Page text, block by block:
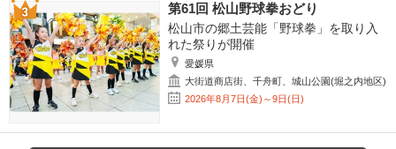
第61回 松山野球拳おどり
松山市の郷土芸能「野球拳」を取り入
れた祭りが開催
愛媛県
大街道商店街、千舟町、城山公園(堀之内地区)
2026年8月7日(金)～9日(日)